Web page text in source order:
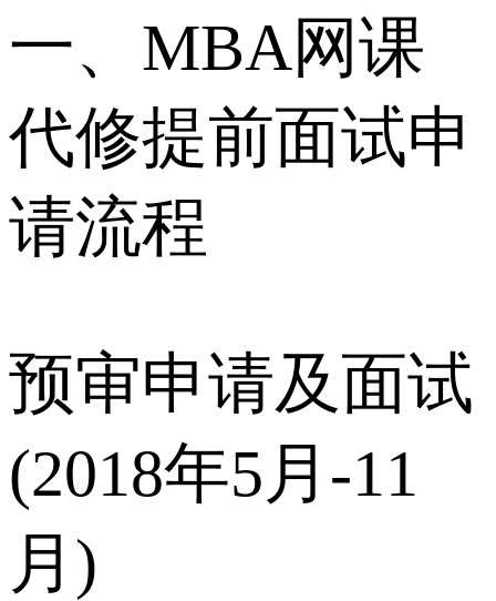
一、MBA网课
代修提前面试申
请流程
预审申请及面试
(2018年5月-11
月)